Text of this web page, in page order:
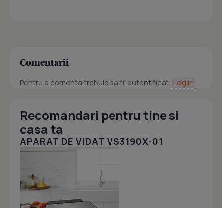
Comentarii
Pentru a comenta trebuie sa fii autentificat. Log in
Recomandari pentru tine si
casa ta
APARAT DE VIDAT VS3190X-01